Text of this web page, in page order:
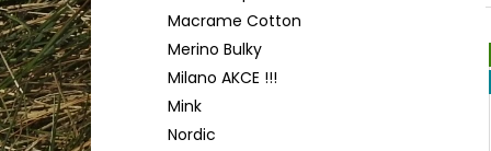
Macrame Cotton
Merino Bulky
Milano AKCE !!!
Mink
Nordic